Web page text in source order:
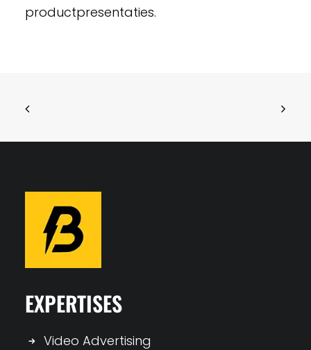
productpresentaties.
EXPERTISES
Video Advertising